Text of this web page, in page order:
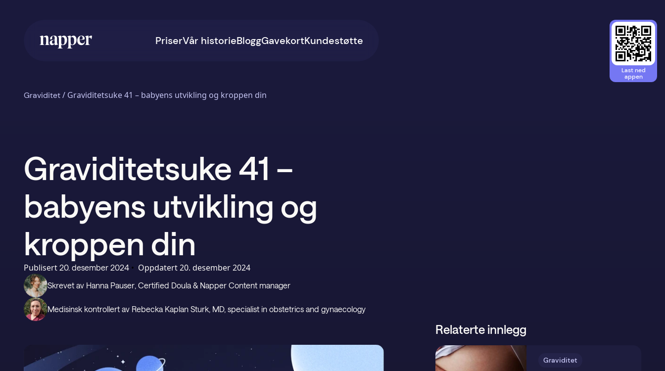
PriserVår historieBloggGavekortKundestøtte
Last ned
appen
Graviditet/ Graviditetsuke 41 – babyens utvikling og kroppen din
Graviditetsuke 41 –
babyens utvikling og
kroppen din
Publisert 20. desember 2024 • Oppdatert20. desember 2024
Skrevet av Hanna Pauser, Certified Doula & Napper Content manager
Medisinsk kontrollert av Rebecka Kaplan Sturk, MD, specialist in obstetrics and gynaecology
Relaterte innlegg
Graviditet